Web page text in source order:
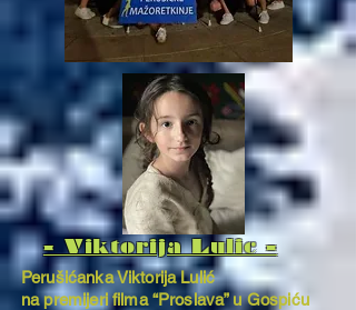
- Viktorija Lulic -
Perušićanka Viktorija Lulić
na premijeri filma “Proslava” u Gospiću